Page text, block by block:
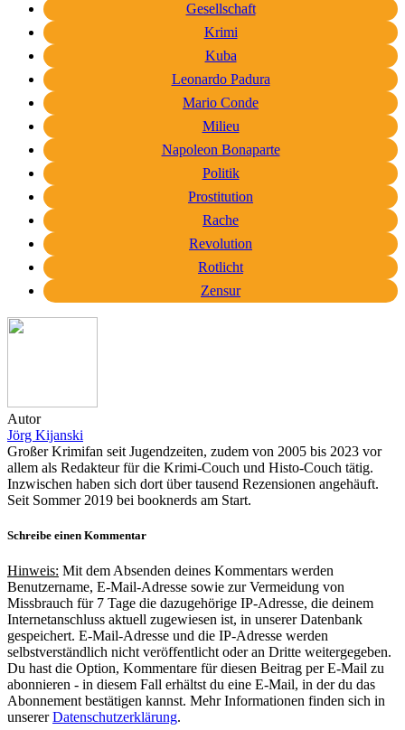
Gesellschaft
Krimi
Kuba
Leonardo Padura
Mario Conde
Milieu
Napoleon Bonaparte
Politik
Prostitution
Rache
Revolution
Rotlicht
Zensur
Autor
Jörg Kijanski
Großer Krimifan seit Jugendzeiten, zudem von 2005 bis 2023 vor
allem als Redakteur für die Krimi-Couch und Histo-Couch tätig.
Inzwischen haben sich dort über tausend Rezensionen angehäuft.
Seit Sommer 2019 bei booknerds am Start.
Schreibe einen Kommentar
Hinweis: Mit dem Absenden deines Kommentars werden
Benutzername, E-Mail-Adresse sowie zur Vermeidung von
Missbrauch für 7 Tage die dazugehörige IP-Adresse, die deinem
Internetanschluss aktuell zugewiesen ist, in unserer Datenbank
gespeichert. E-Mail-Adresse und die IP-Adresse werden
selbstverständlich nicht veröffentlicht oder an Dritte weitergegeben.
Du hast die Option, Kommentare für diesen Beitrag per E-Mail zu
abonnieren - in diesem Fall erhältst du eine E-Mail, in der du das
Abonnement bestätigen kannst. Mehr Informationen finden sich in
unsererDatenschutzerklärung.